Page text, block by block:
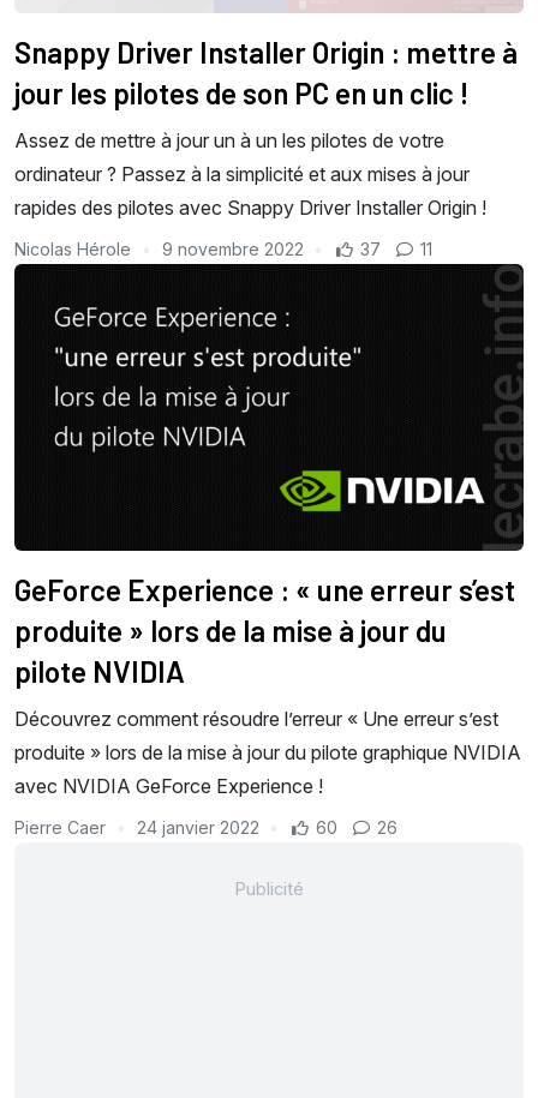
Snappy Driver Installer Origin : mettre à
jour les pilotes de son PC en un clic !
Assez de mettre à jour un à un les pilotes de votre
ordinateur ? Passez à la simplicité et aux mises à jour
rapides des pilotes avec Snappy Driver Installer Origin !
Nicolas Hérole 9 novembre 2022 37 11
GeForce Experience : « une erreur s’est
produite » lors de la mise à jour du
pilote NVIDIA
Découvrez comment résoudre l’erreur « Une erreur s’est
produite » lors de la mise à jour du pilote graphique NVIDIA
avec NVIDIA GeForce Experience !
Pierre Caer 24 janvier 2022 60 26